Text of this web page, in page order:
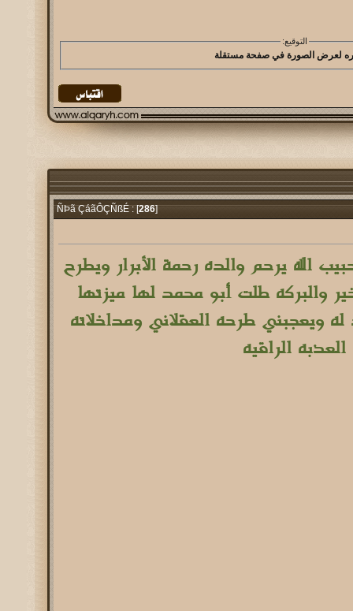
التوقيع:
ÑÞã ÇáãÔÇÑßÉ : [
286]
الله يرحم والده رحمة الأبرار ويطرح
والبركه طلت أبو محمد لها ميزتها
ويعجبني طرحه العقلاني ومداخلاته
العذبه الراقيه